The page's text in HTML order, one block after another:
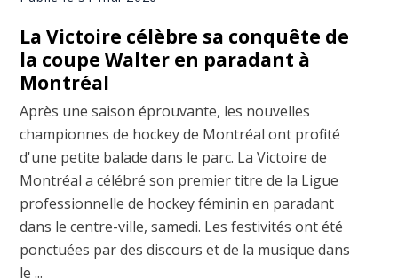
La Victoire célèbre sa conquête de
la coupe Walter en paradant à
Montréal
Après une saison éprouvante, les nouvelles
championnes de hockey de Montréal ont profité
d'une petite balade dans le parc. La Victoire de
Montréal a célébré son premier titre de la Ligue
professionnelle de hockey féminin en paradant
dans le centre-ville, samedi. Les festivités ont été
ponctuées par des discours et de la musique dans
le ...